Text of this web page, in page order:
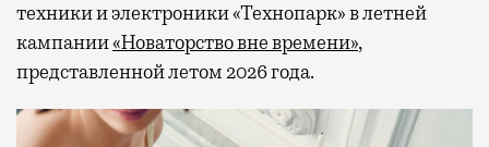
техники и электроники «Технопарк» в летней
кампании«Новаторство вне времени»,
представленной летом 2026 года.